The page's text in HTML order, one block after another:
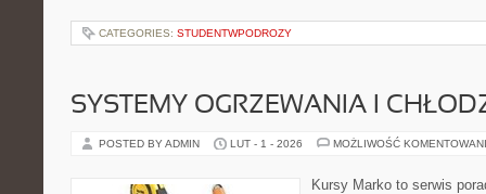
CATEGORIES: STUDENTWPODROZY
SYSTEMY OGRZEWANIA I
POSTED BY ADMIN LUT - 1 - 2026 MOŻLIWOŚĆ
Kursy Marko to serwis